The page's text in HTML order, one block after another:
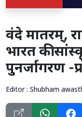
वंदे मातरम्,
भारत की
पुनर्जागरण -
Editor : Shubham